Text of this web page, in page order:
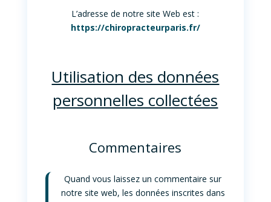
L’adresse de notre site Web est :
https://chiropracteurparis.fr/
Utilisation des données
personnelles collectées
Commentaires
Quand vous laissez un commentaire sur
notre site web, les données inscrites dans